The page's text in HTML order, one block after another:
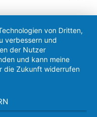
von Dritten,
verbessern und
der Nutzer
und kann meine
die Zukunft widerrufen